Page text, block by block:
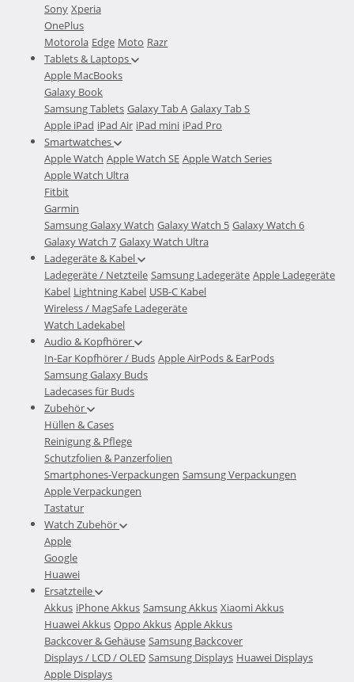
Sony Xperia
OnePlus
Motorola Edge Moto Razr
Tablets & Laptops
Apple MacBooks
Galaxy Book
Samsung Tablets Galaxy Tab A Galaxy Tab S
Apple iPad iPad Air iPad mini iPad Pro
Smartwatches
Apple Watch Apple Watch SE Apple Watch Series
Apple Watch Ultra
Fitbit
Garmin
Samsung Galaxy Watch Galaxy Watch 5 Galaxy Watch 6
Galaxy Watch 7 Galaxy Watch Ultra
Ladegeräte & Kabel
Ladegeräte / Netzteile Samsung Ladegeräte Apple Ladegeräte
Kabel Lightning Kabel USB-C Kabel
Wireless / MagSafe Ladegeräte
Watch Ladekabel
Audio & Kopfhörer
In-Ear Kopfhörer / Buds Apple AirPods & EarPods
Samsung Galaxy Buds
Ladecases für Buds
Zubehör
Hüllen & Cases
Reinigung & Pflege
Schutzfolien & Panzerfolien
Smartphones-Verpackungen Samsung Verpackungen
Apple Verpackungen
Tastatur
Watch Zubehör
Apple
Google
Huawei
Ersatzteile
Akkus iPhone Akkus Samsung Akkus Xiaomi Akkus
Huawei Akkus Oppo Akkus Apple Akkus
Backcover & Gehäuse Samsung Backcover
Displays / LCD / OLED Samsung Displays Huawei Displays
Apple Displays